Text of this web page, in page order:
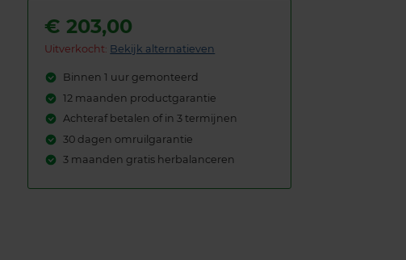
€203,00
Uitverkocht: Bekijk alternatieven
Binnen 1 uur gemonteerd
12 maanden productgarantie
Achteraf betalen of in 3 termijnen
30 dagen omruilgarantie
3 maanden gratis herbalanceren